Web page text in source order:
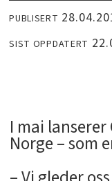
PUBLISERT
SIST OPPDATERT
I mai lanserer
Norge – som